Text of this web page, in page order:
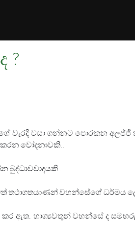
?
වසා ගන්නට පොරකන
චෝදනාවකි..
බුද්ධාවවාදයකි..
වහන්සේගේ ධර්මය
කර ඇත. භාග්‍යවතුන් වහන්සේ ද